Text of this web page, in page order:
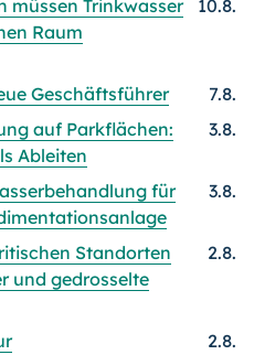
müssen Trinkwasser
Raum
10.8.
Geschäftsführer
7.8.
auf Parkflächen:
Ableiten
3.8.
für
3.8.
Standorten
und gedrosselte
2.8.
2.8.